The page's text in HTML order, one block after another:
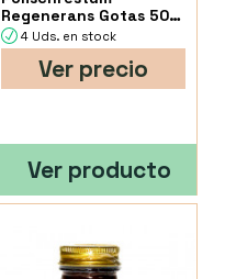
Regenerans Gotas 50
Ml.4 Uds. en stock
Ver precio
Ver producto